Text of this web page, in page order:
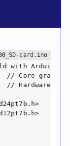
with Arduino
// Core
// Hardware-